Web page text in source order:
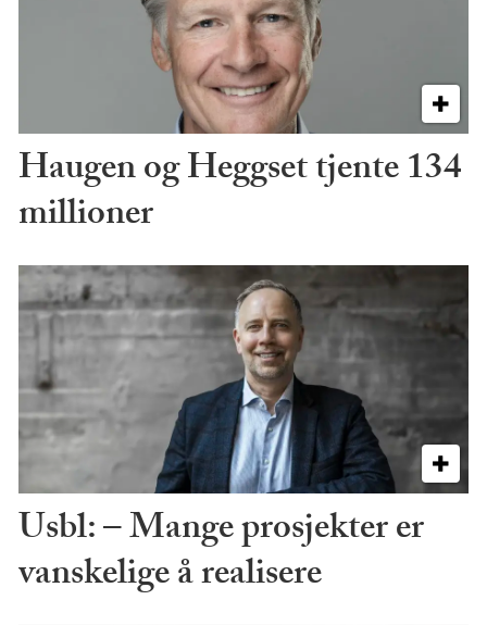
Haugen og Heggset tjente 134
millioner
Usbl: – Mange prosjekter er
vanskelige å realisere